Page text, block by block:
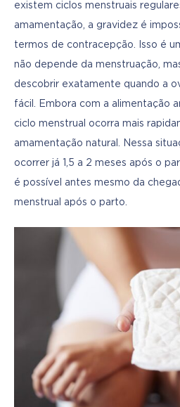
existem ciclos menstruais
amamentação, a gravidez é
termos de contracepção. Isso é
não depende da menstruação,
descobrir exatamente quando a
fácil. Embora com a alimentação
ciclo menstrual ocorra mais
amamentação natural. Nessa
ocorrer já 1,5 a 2 meses após o
é possível antes mesmo da
menstrual após o parto.